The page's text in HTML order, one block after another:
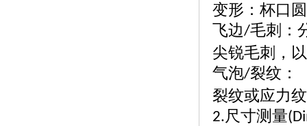
变形：杯口
飞边/毛刺：
尖锐毛刺，
气泡/裂纹：
裂纹或应力
2.尺寸测量